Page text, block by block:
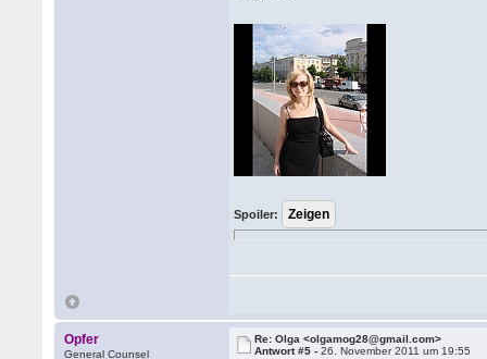
Spoiler:
Opfer
General Counsel
Re: Olga <olgamog28@gmail.com>
Antwort #5 -26. November 2011 um 19:55